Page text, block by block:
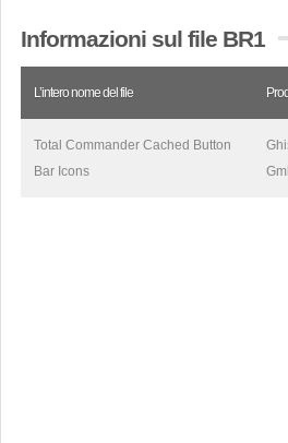
Informazioni sul file BR1
L’intero nome del file
Total Commander Cached Button
Bar Icons